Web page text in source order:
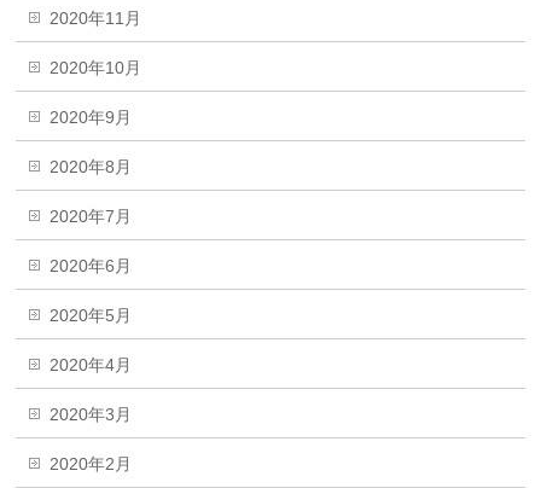
2020年11月
2020年10月
2020年9月
2020年8月
2020年7月
2020年6月
2020年5月
2020年4月
2020年3月
2020年2月